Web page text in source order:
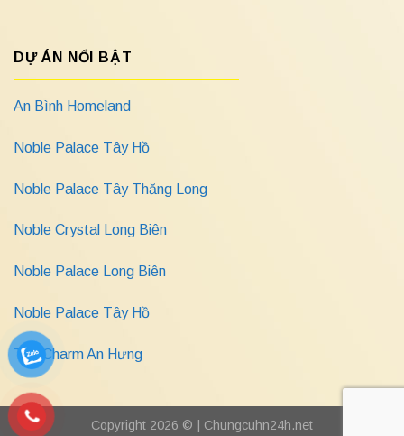
DỰ ÁN NỔI BẬT
An Bình Homeland
Noble Palace Tây Hồ
Noble Palace Tây Thăng Long
Noble Crystal Long Biên
Noble Palace Long Biên
Noble Palace Tây Hồ
The Charm An Hưng
Copyright 2026 © | Chungcuhn24h.net